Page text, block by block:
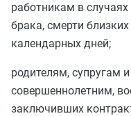
работникам в
брака, смерти
календарных дней;
родителям, супругам
совершеннолетним,
заключивших